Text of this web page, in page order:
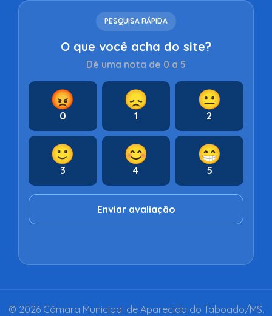
PESQUISA RÁPIDA
O que você acha do site?
Dê uma nota de 0 a 5
😡
0
😞
1
😐
2
🙂
3
😊
4
😁
5
Enviar avaliação
© 2026 Câmara Municipal de Aparecida do Taboado/MS.